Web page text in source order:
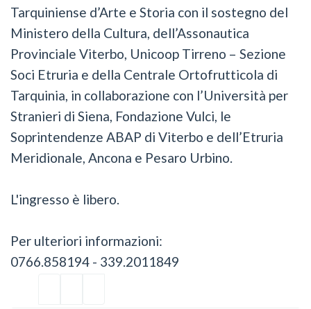
Tarquiniense d’Arte e Storia con il sostegno del
Ministero della Cultura, dell’Assonautica
Provinciale Viterbo, Unicoop Tirreno – Sezione
Soci Etruria e della Centrale Ortofrutticola di
Tarquinia, in collaborazione con l’Università per
Stranieri di Siena, Fondazione Vulci, le
Soprintendenze ABAP di Viterbo e dell’Etruria
Meridionale, Ancona e Pesaro Urbino.
L'ingresso è libero.
Per ulteriori informazioni:
0766.858194 - 339.2011849